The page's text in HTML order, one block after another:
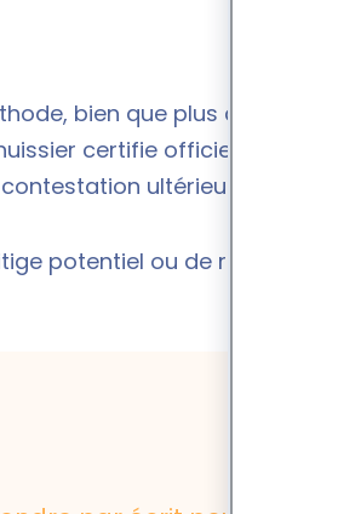
bien que plus coûteuse,
certifie officiellement la
ultérieure.
potentiel ou de relations